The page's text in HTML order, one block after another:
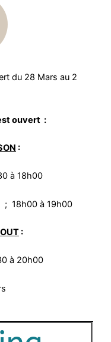
du 28 Mars au 2
ouvert :
:
à 18h00
; 18h00 à 19h00
:
à 20h00